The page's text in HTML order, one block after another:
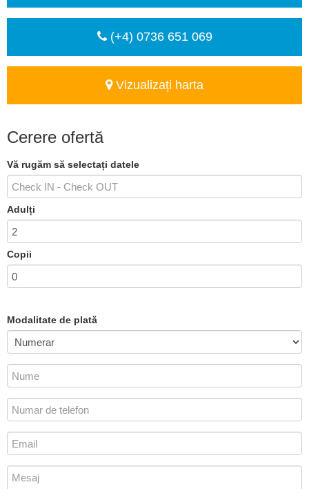
(+4) 0736 651 069
Vizualizați harta
Cerere ofertă
Vă rugăm să selectați datele
Adulți
Copii
Modalitate de plată